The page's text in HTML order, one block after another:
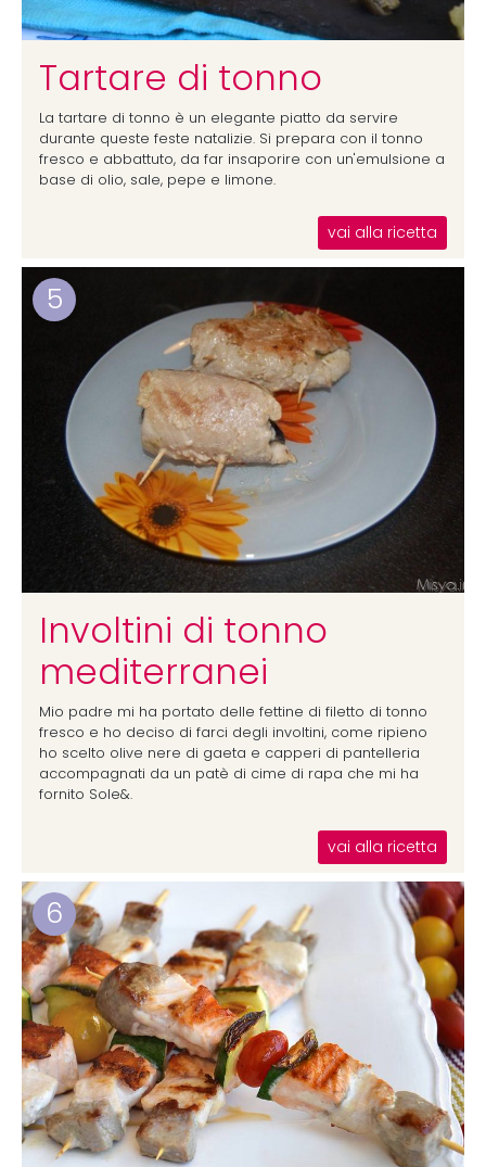
Tartare di tonno
La tartare di tonno è un elegante piatto da servire
durante queste feste natalizie. Si prepara con il tonno
fresco e abbattuto, da far insaporire con un'emulsione a
base di olio, sale, pepe e limone.
vai alla ricetta
5
Involtini di tonno
mediterranei
Mio padre mi ha portato delle fettine di filetto di tonno
fresco e ho deciso di farci degli involtini, come ripieno
ho scelto olive nere di gaeta e capperi di pantelleria
accompagnati da un patè di cime di rapa che mi ha
fornito Sole&.
vai alla ricetta
6